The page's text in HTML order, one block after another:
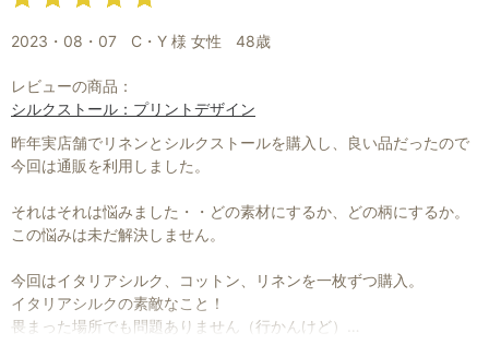
2023・08・07 C・Y 様 女性 48歳
レビューの商品：
シルクストール：プリントデザイン
昨年実店舗でリネンとシルクストールを購入し、良い品だったので
今回は通販を利用しました。
それはそれは悩みました・・どの素材にするか、どの柄にするか。
この悩みは未だ解決しません。
今回はイタリアシルク、コットン、リネンを一枚ずつ購入。
イタリアシルクの素敵なこと！
畏まった場所でも問題ありません（行かんけど）